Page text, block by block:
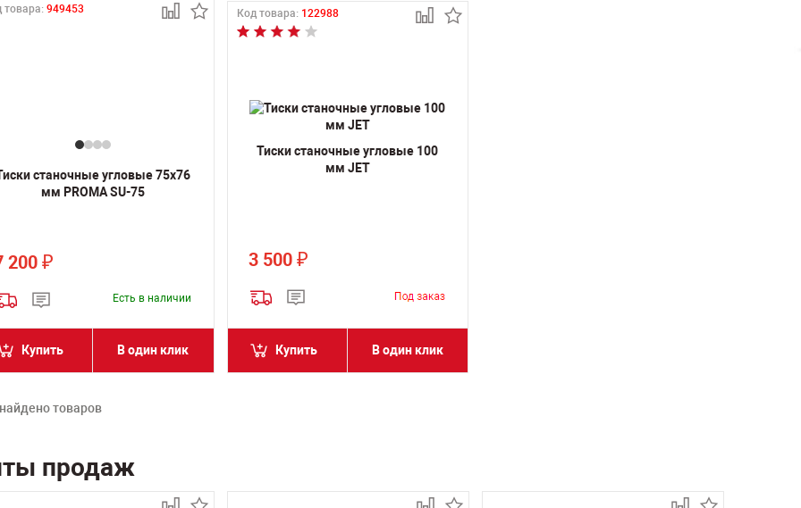
товара: 949453
станочные угловые 75х76
мм PROMA SU-75
200 ₽
Есть в наличии
Купить В один клик
Код товара: 122988
Тиски станочные угловые 100
мм JET
3 500 ₽
Купить В один клик
товаров
продаж